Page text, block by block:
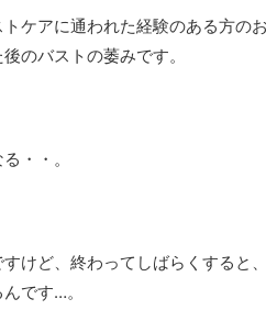
ケアに通われた経験のある方の
のバストの萎みです。
・・。
けど、終わってしばらくすると
です…。